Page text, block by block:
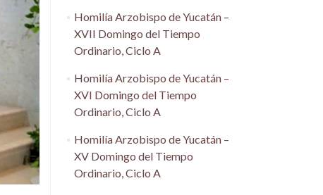
Homilía Arzobispo de Yucatán –
XVII Domingo del Tiempo
Ordinario, Ciclo A
Homilía Arzobispo de Yucatán –
XVI Domingo del Tiempo
Ordinario, Ciclo A
Homilía Arzobispo de Yucatán –
XV Domingo del Tiempo
Ordinario, Ciclo A